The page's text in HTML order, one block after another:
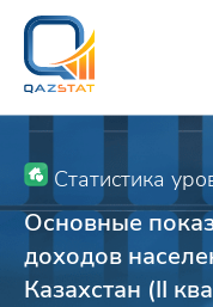
Статистика
Основные
доходов
Казахстан (II